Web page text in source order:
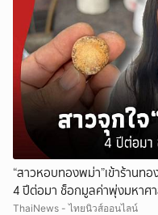
“สาวหอบทองพม่า”เข้าร้านท
4 ปีต่อมา ช็อกมูลค่าพุ่งมหาศ
ThaiNews - ไทยนิวส์ออนไลน์